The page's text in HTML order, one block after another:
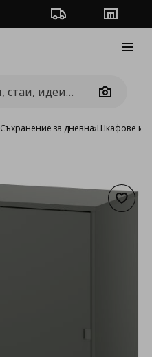
Проследяване на
Camera
Съхранение за дневна›Шкафове и